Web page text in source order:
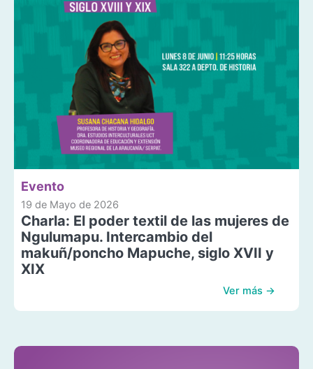
Evento
19 de Mayo de 2026
Charla: El poder textil de las mujeres de
Ngulumapu. Intercambio del
makuñ/poncho Mapuche, siglo XVII y
XIX
Ver más →